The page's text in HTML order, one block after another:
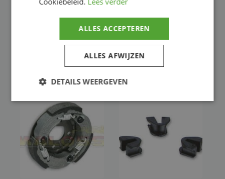
JASIL SV1 Variateur –
ENG. CLUTCH,
MALOSSI – MALOS
€113.01
ENG. CLUTCH
Voeg toe
ALLES ACCEPTEREN
ALLES AFWIJZEN
DETAILS WEERGEVEN